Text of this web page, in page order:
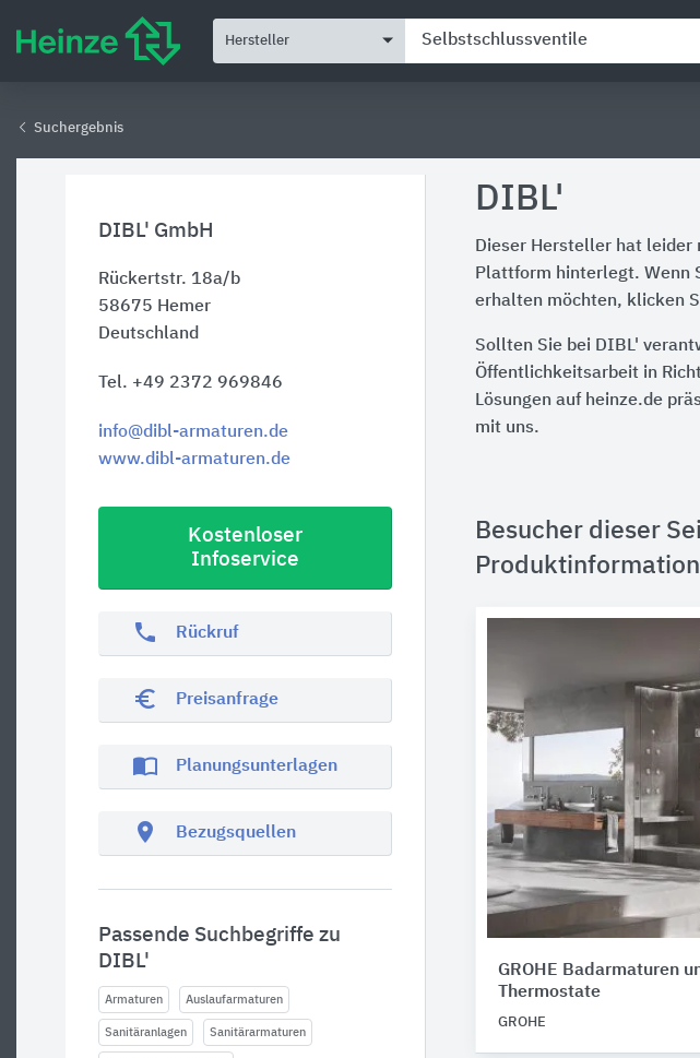
Hersteller
Suchergebnis
DIBL' GmbH
Rückertstr. 18a/b
58675 Hemer
Deutschland
Tel. +49 2372 969846
info@dibl-armaturen.de
www.dibl-armaturen.de
Kostenloser
Infoservice
phone Rückruf
euro_symbol Preisanfrage
import_contacts Planungsunterlagen
location_on Bezugsquellen
Passende Suchbegriffe zu
DIBL'
Armaturen Auslaufarmaturen
Sanitäranlagen Sanitärarmaturen
DIBL'
Dieser Hersteller hat leider
Plattform hinterlegt. Wenn
erhalten möchten, klicken
Sollten Sie bei DIBL'
Öffentlichkeitsarbeit in
Lösungen auf heinze.de
mit uns.
Besucher dieser
GROHE Badarmaturen
Thermostate
GROHE